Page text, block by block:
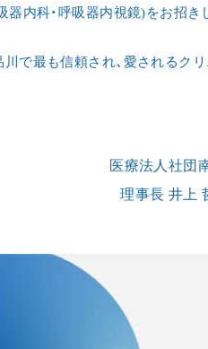
器内科・呼吸器内視鏡)をお招き
で最も信頼され、愛されるク
医療法人社団
理事長 井上